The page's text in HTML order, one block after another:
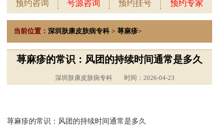
预约咨询 号源咨询 预约挂号 预约专家
当前位置： 深圳肤康皮肤病专科 > 荨麻疹>
荨麻疹的常识：风团的持续时间通常是多久
深圳肤康皮肤病专科 时间：2026-04-23
荨麻疹的常识：风团的持续时间通常是多久